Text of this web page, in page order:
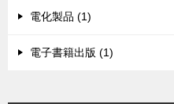
電化製品 (1)
電子書籍出版 (1)